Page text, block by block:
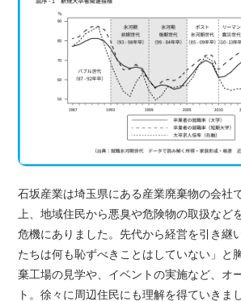
石坂産業は埼玉県にある産業廃棄物の会社
上、地域住民から悪臭や危険物の取扱など
危機にありました。先代から経営を引き継
たちは何も恥ずべきことはしていない」と
棄工場の見学や、イベントの実施など、オ
ト。徐々に周辺住民にも理解を得ていきま